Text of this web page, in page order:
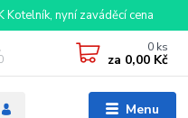
nyní zaváděcí cena
Menu
0 ks
za 0,00 Kč